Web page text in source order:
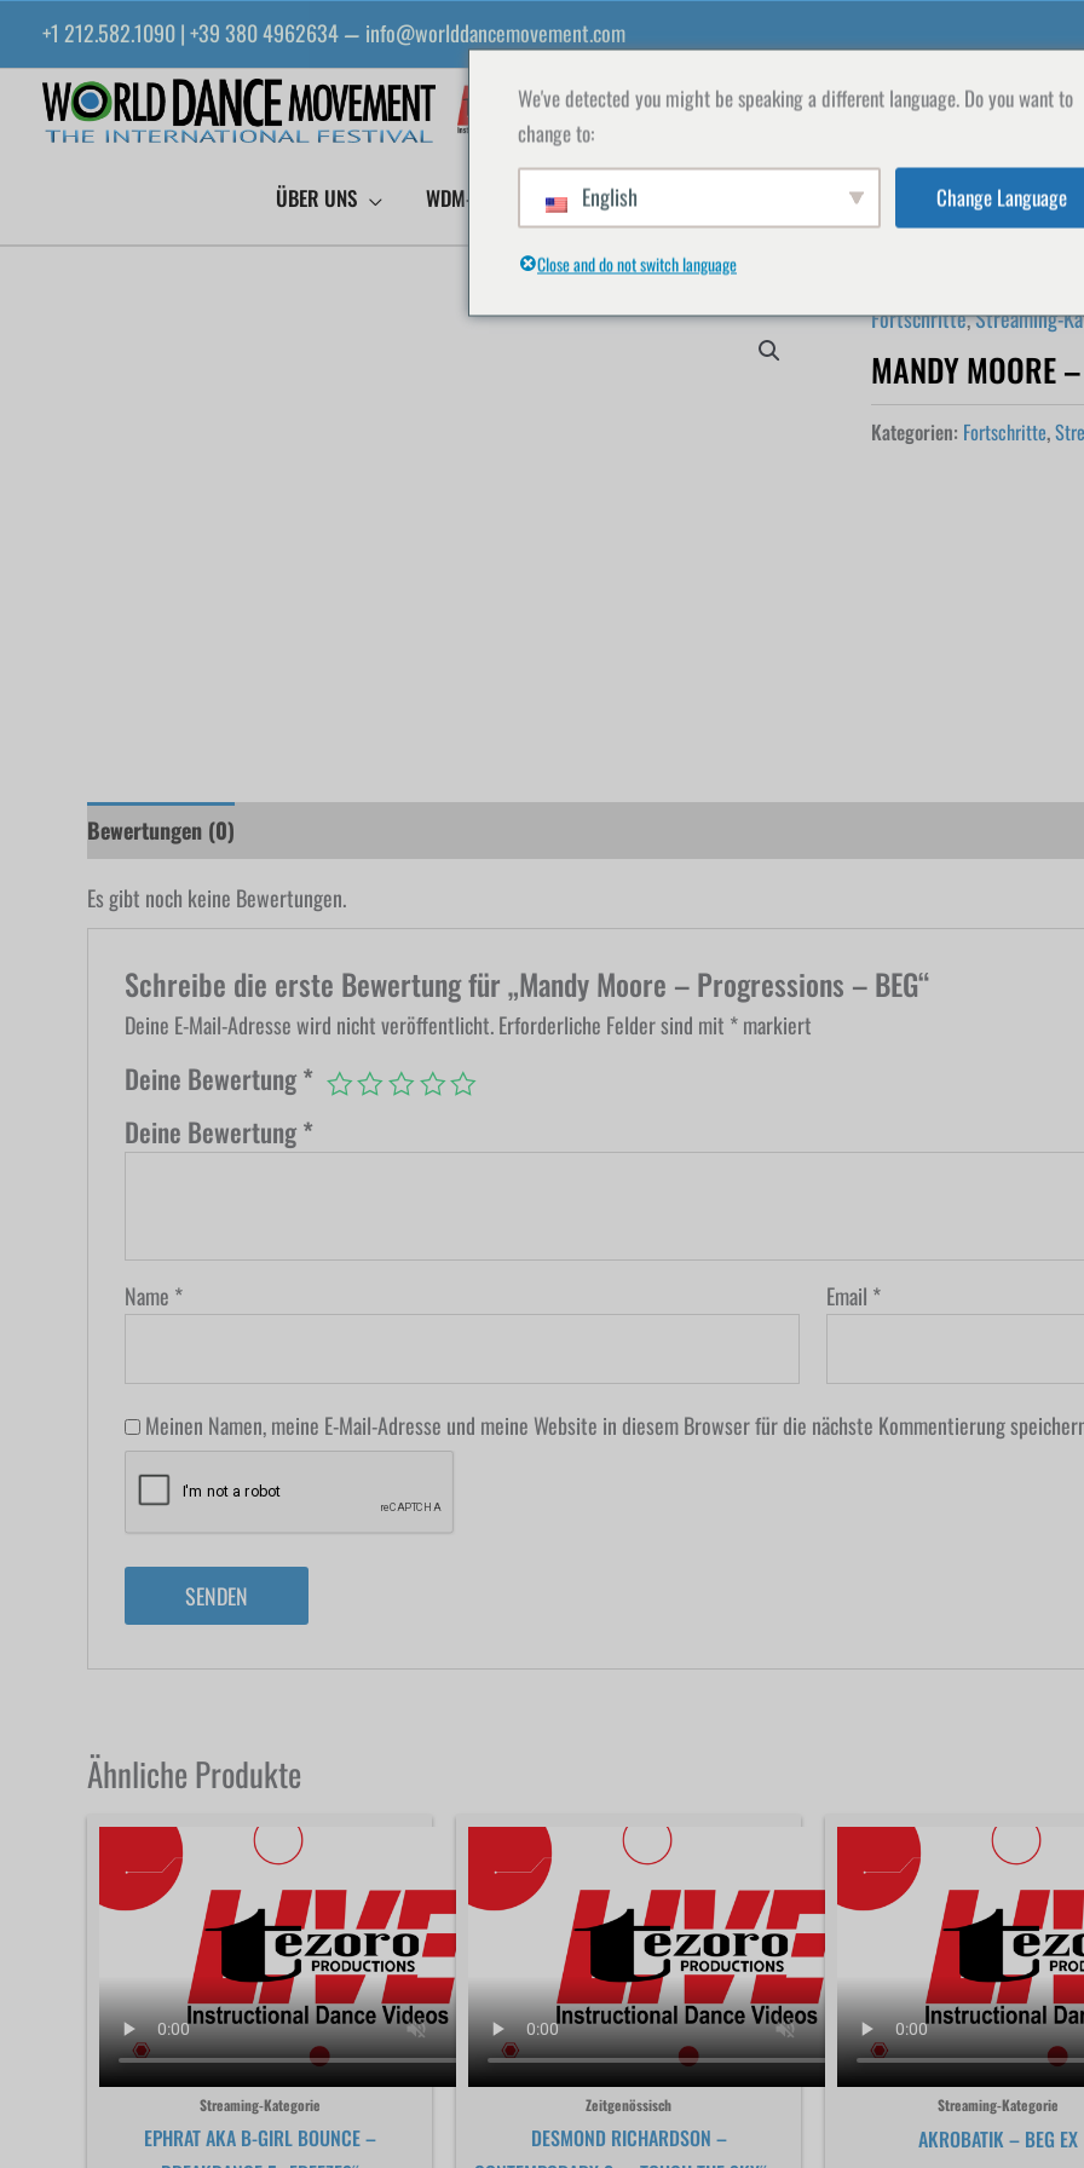
springen
+1 212.582.1090 | +39 380 4962634 — info@worlddancemovement.com
ÜBER UNS WDM-EVENTS FAKULTÄT REGISTRIEREN
Fortschritte,Streaming-
MANDY MOORE
Kategorien: Fortschritte,
Bewertungen (0)
Es gibt noch keine Bewertungen.
Schreibe die erste Bewertung für „Mandy Moore – Progressions – BEG“
Deine E-Mail-Adresse wird nicht veröffentlicht.Erforderliche Felder sind mit *markiert
Deine Bewertung*
Deine Bewertung*
Name * Email *
Meinen Namen, meine E-Mail-Adresse und meine Website in diesem Browser für die nächste Kommentierung
Ähnliche Produkte
Streaming-Kategorie
EPHRAT AKA B-GIRL BOUNCE –
Zeitgenössisch
DESMOND RICHARDSON –
Streaming-Kategorie
AKROBATIK – BEG EX
We've detected you might be speaking a different language. Do you want to
change to:
English Change Language
Close and do not switch language